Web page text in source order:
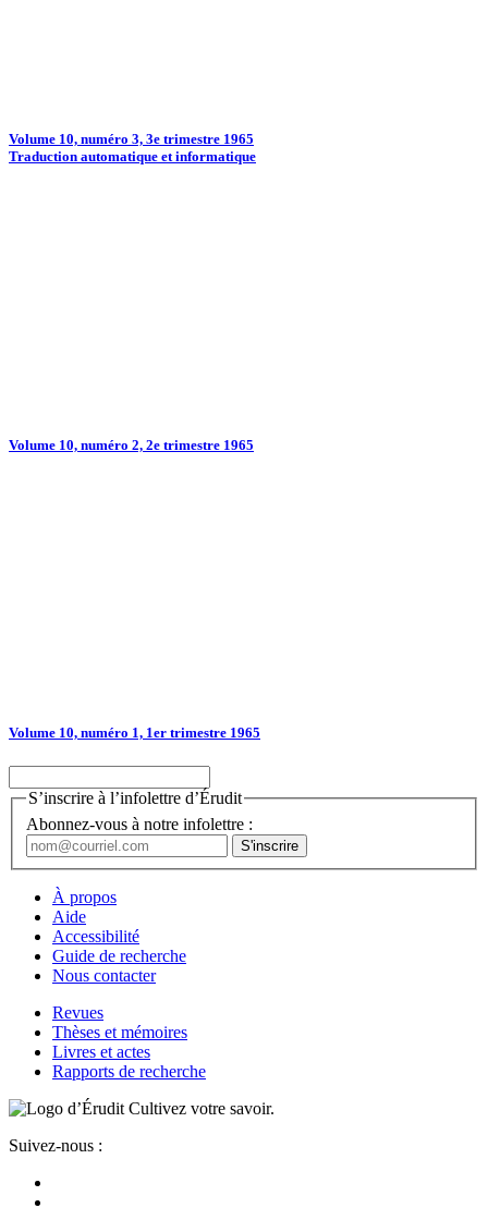
Volume 10, numéro 3, 3e trimestre 1965
Traduction automatique et informatique
Volume 10, numéro 2, 2e trimestre 1965
Volume 10, numéro 1, 1er trimestre 1965
S’inscrire à l’infolettre d’Érudit
Abonnez-vous à notre infolettre :
À propos
Aide
Accessibilité
Guide de recherche
Nous contacter
Revues
Thèses et mémoires
Livres et actes
Rapports de recherche
Cultivez votre savoir.
Suivez-nous :